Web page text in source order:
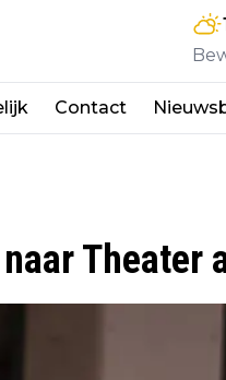
Contact
Theater